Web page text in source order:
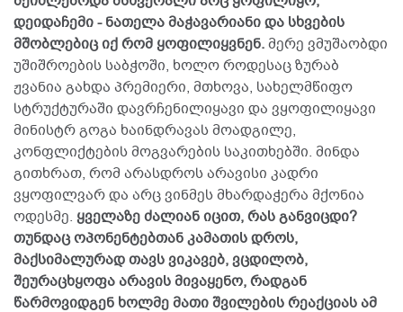
დეიდაჩემი - ნათელა მაჭავარიანი და სხვების
მშობლებიც იქ რომ ყოფილიყვნენ.მერე ვმუშაობდი
უშიშროების საბჭოში, ხოლო როდესაც ზურაბ
ჟვანია გახდა პრემიერი, მთხოვა, სახელმწიფო
სტრუქტურაში დავრჩენილიყავი და ვყოფილიყავი
მინისტრ გოგა ხაინდრავას მოადგილე,
კონფლიქტების მოგვარების საკითხებში. მინდა
გითხრათ, რომ არასდროს არავისი კადრი
ვყოფილვარ და არც ვინმეს მხარდაჭერა მქონია
ოდესმე. ყველაზე ძალიან იცით, რას განვიცდი?
თუნდაც ოპონენტებთან კამათის დროს,
მაქსიმალურად თავს ვიკავებ, ვცდილობ,
შეურაცხყოფა არავის მივაყენო, რადგან
წარმოვიდგენ ხოლმე მათი შვილების რეაქციას ამ